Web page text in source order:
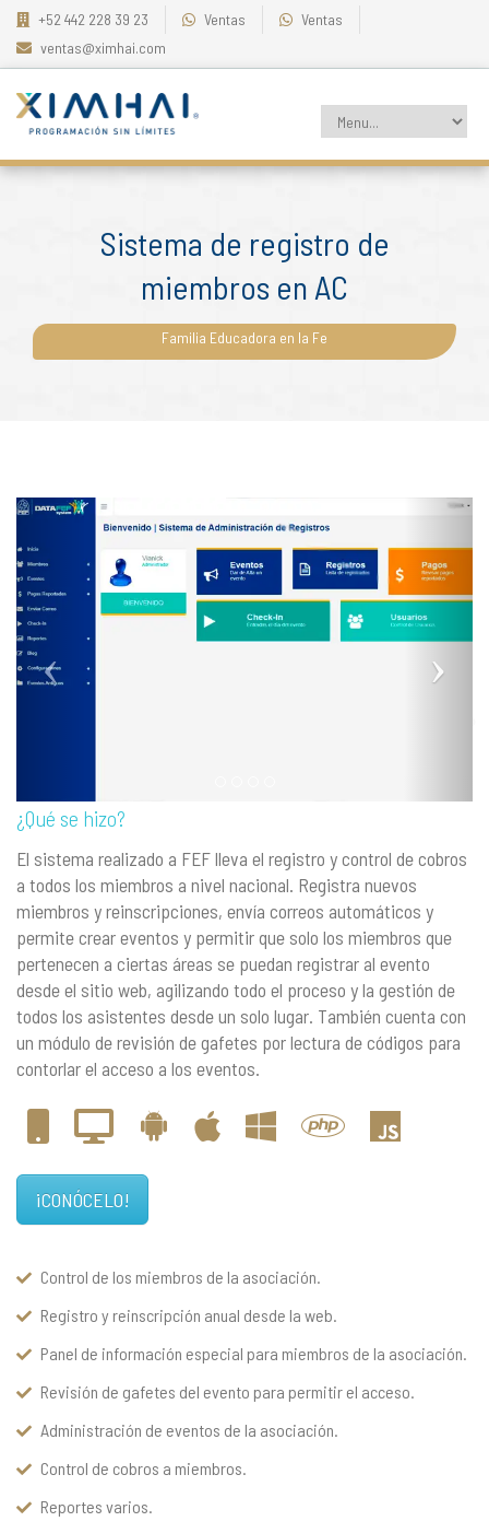
+52 442 228 39 23 Ventas
Ventas
ventas@ximhai.com
Sistema de registro de
miembros en AC
Familia Educadora en la Fe
¿Qué se hizo?
El sistema realizado a FEF lleva el registro y control de cobros
a todos los miembros a nivel nacional. Registra nuevos
miembros y reinscripciones, envía correos automáticos y
permite crear eventos y permitir que solo los miembros que
pertenecen a ciertas áreas se puedan registrar al evento
desde el sitio web, agilizando todo el proceso y la gestión de
todos los asistentes desde un solo lugar. También cuenta con
un módulo de revisión de gafetes por lectura de códigos para
contorlar el acceso a los eventos.
¡CONÓCELO!
Control de los miembros de la asociación.
Registro y reinscripción anual desde la web.
Panel de información especial para miembros de la asociación.
Revisión de gafetes del evento para permitir el acceso.
Administración de eventos de la asociación.
Control de cobros a miembros.
Reportes varios.